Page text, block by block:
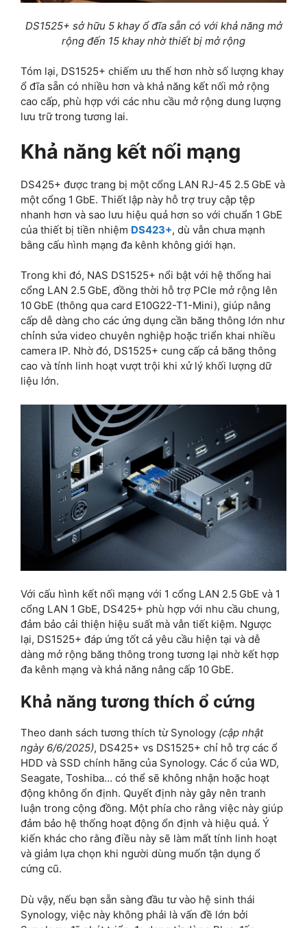
DS1525+ sở hữu 5 khay ổ đĩa sẵn có với khả năng mở
rộng đến 15 khay nhờ thiết bị mở rộng
Tóm lại, DS1525+ chiếm ưu thế hơn nhờ số lượng khay
ổ đĩa sẵn có nhiều hơn và khả năng kết nối mở rộng
cao cấp, phù hợp với các nhu cầu mở rộng dung lượng
lưu trữ trong tương lai.
Khả năng kết nối mạng
DS425+ được trang bị một cổng LAN RJ-45 2.5 GbE và
một cổng 1 GbE. Thiết lập này hỗ trợ truy cập tệp
nhanh hơn và sao lưu hiệu quả hơn so với chuẩn 1 GbE
của thiết bị tiền nhiệm DS423+, dù vẫn chưa mạnh
bằng cấu hình mạng đa kênh không giới hạn.
Trong khi đó, NAS DS1525+ nổi bật với hệ thống hai
cổng LAN 2.5 GbE, đồng thời hỗ trợ PCIe mở rộng lên
10 GbE (thông qua card E10G22-T1-Mini), giúp nâng
cấp dễ dàng cho các ứng dụng cần băng thông lớn như
chỉnh sửa video chuyên nghiệp hoặc triển khai nhiều
camera IP. Nhờ đó, DS1525+ cung cấp cả băng thông
cao và tính linh hoạt vượt trội khi xử lý khối lượng dữ
liệu lớn.
Với cấu hình kết nối mạng với 1 cổng LAN 2.5 GbE và 1
cổng LAN 1 GbE, DS425+ phù hợp với nhu cầu chung,
đảm bảo cải thiện hiệu suất mà vẫn tiết kiệm. Ngược
lại, DS1525+ đáp ứng tốt cả yêu cầu hiện tại và dễ
dàng mở rộng băng thông trong tương lại nhờ kết hợp
đa kênh mạng và khả năng nâng cấp 10 GbE.
Khả năng tương thích ổ cứng
Theo danh sách tương thích từ Synology (cập nhật
ngày 6/6/2025), DS425+ vs DS1525+ chỉ hỗ trợ các ổ
HDD và SSD chính hãng của Synology. Các ổ của WD,
Seagate, Toshiba… có thể sẽ không nhận hoặc hoạt
động không ổn định. Quyết định này gây nên tranh
luận trong cộng đồng. Một phía cho rằng việc này giúp
đảm bảo hệ thống hoạt động ổn định và hiệu quả. Ý
kiến khác cho rằng điều này sẽ làm mất tính linh hoạt
và giảm lựa chọn khi người dùng muốn tận dụng ổ
cứng cũ.
Dù vậy, nếu bạn sẵn sàng đầu tư vào hệ sinh thái
Synology, việc này không phải là vấn đề lớn bởi